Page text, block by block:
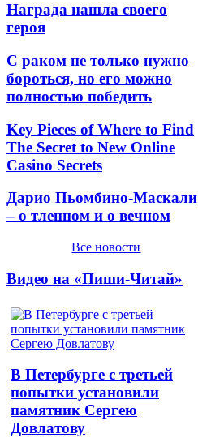
Награда нашла своего
героя
С раком не только нужно
бороться, но его можно
полностью победить
Key Pieces of Where to Find
The Secret to New Online
Casino Secrets
Дарио Пьомбино-Маскали
– о тленном и о вечном
Все новости
Видео на «Пиши-Читай»
В Петербурге с третьей
попытки установили
памятник Сергею
Довлатову